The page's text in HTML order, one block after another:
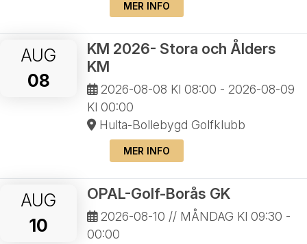
MER INFO
AUG
08
KM 2026- Stora och Ålders
KM
2026-08-08 Kl 08:00 - 2026-08-09
Kl 00:00
Hulta-Bollebygd Golfklubb
MER INFO
AUG
10
OPAL-Golf-Borås GK
2026-08-10 // MÅNDAG Kl 09:30 -
00:00